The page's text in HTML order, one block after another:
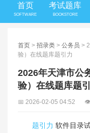
首页
SOFTWARE
考试题库
BOOKSTORE
首页 > 招录类 > 公务员 >
验）在线题库题引力
2026年天津市公
验）在线题库题
📅 2026-02-05 04:52 👁
题引力 软件目录